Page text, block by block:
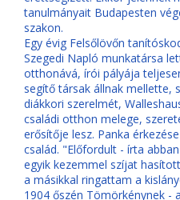
tanulmányait Budapesten
szakon.
Egy évig Felsőlövőn
Szegedi Napló munkatársa
otthonává, írói pályája
segítő társak állnak mellette,
diákkori szerelmét,
családi otthon melege,
erősítője lesz. Panka
család. "Előfordult - írta
egyik kezemmel szíjat
a másikkal ringattam a
1904 őszén Tömörkénynek -